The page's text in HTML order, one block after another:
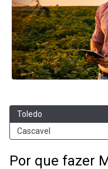
Toledo
Cascavel
Por que fazer